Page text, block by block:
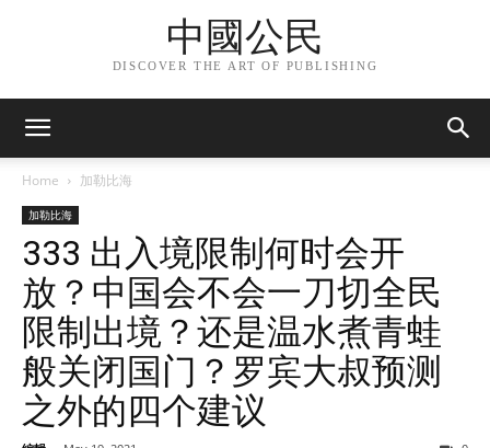
中國公民
DISCOVER THE ART OF PUBLISHING
Home 加勒比海
加勒比海
333 出入境限制何时会开
放？中国会不会一刀切全民
限制出境？还是温水煮青蛙
般关闭国门？罗宾大叔预测
之外的四个建议